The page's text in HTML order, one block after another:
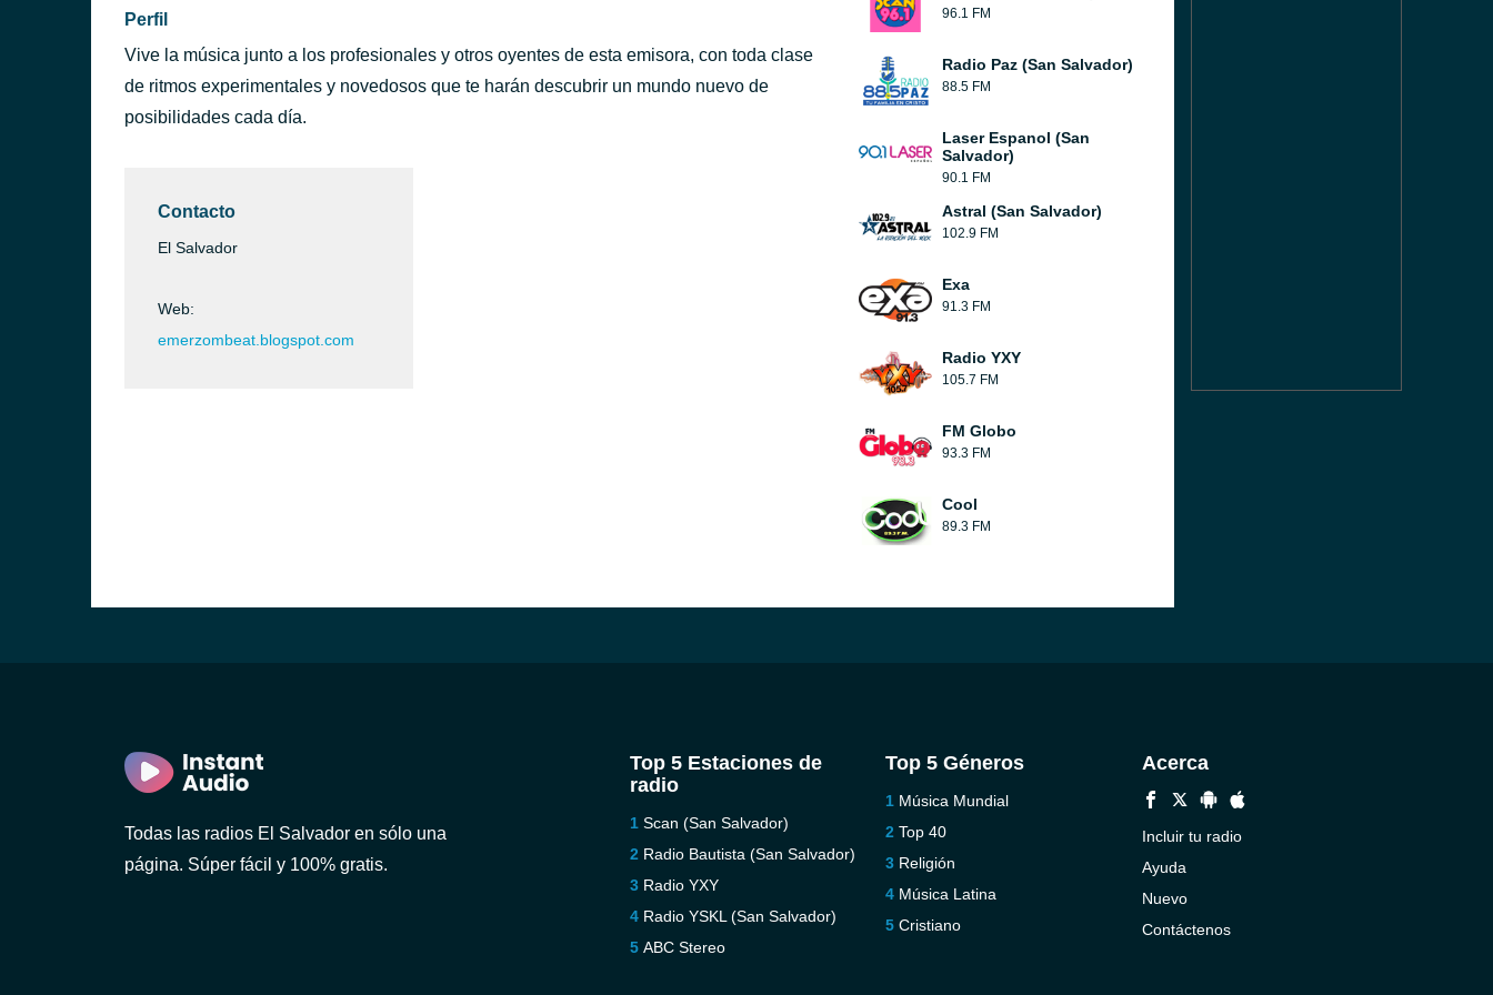
Perfil
Vive la música junto a los profesionales y otros oyentes de esta emisora, con toda clase
de ritmos experimentales y novedosos que te harán descubrir un mundo nuevo de
posibilidades cada día.
Contacto
El Salvador
Web:
emerzombeat.blogspot.com
96.1 FM
Radio Paz (San Salvador)
88.5 FM
Laser Espanol (San
Salvador)
90.1 FM
Astral (San Salvador)
102.9 FM
Exa
91.3 FM
Radio YXY
105.7 FM
FM Globo
93.3 FM
Cool
89.3 FM
Todas las radios El Salvador en sólo una
página. Súper fácil y 100% gratis.
Top 5 Estaciones de
radio
Scan (San Salvador)
Radio Bautista (San Salvador)
Radio YXY
Radio YSKL (San Salvador)
ABC Stereo
Top 5 Géneros
Música Mundial
Top 40
Religión
Música Latina
Cristiano
Acerca
Incluir tu radio
Ayuda
Nuevo
Contáctenos